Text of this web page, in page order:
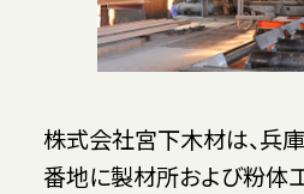
株式会社宮下木材は、兵
番地に製材所および粉体